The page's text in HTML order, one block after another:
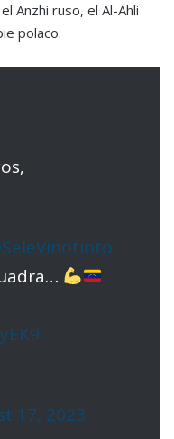
Anzhi ruso, el Al-Ahli
polaco.
17, 2023